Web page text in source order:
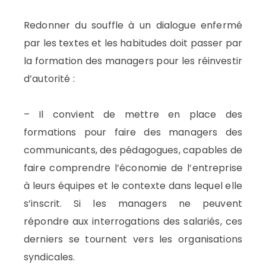
Redonner du souffle à un dialogue enfermé
par les textes et les habitudes doit passer par
la formation des managers pour les réinvestir
d’autorité :
– Il convient de mettre en place des
formations pour faire des managers des
communicants, des pédagogues, capables de
faire comprendre l’économie de l’entreprise
à leurs équipes et le contexte dans lequel elle
s’inscrit. Si les managers ne peuvent
répondre aux interrogations des salariés, ces
derniers se tournent vers les organisations
syndicales.